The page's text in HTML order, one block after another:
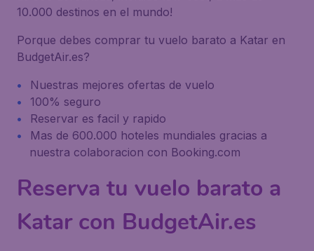
10.000 destinos en el mundo!
Porque debes comprar tu vuelo barato a Katar en
BudgetAir.es?
Nuestras mejores ofertas de vuelo
100% seguro
Reservar es facil y rapido
Mas de 600.000 hoteles mundiales gracias a
nuestra colaboracion con Booking.com
Reserva tu vuelo barato a
Katar con BudgetAir.es